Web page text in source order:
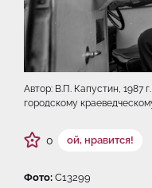
Автор: В.П. Капустин, 1987
городскому
0 ой, нравится!
Фото: C13299